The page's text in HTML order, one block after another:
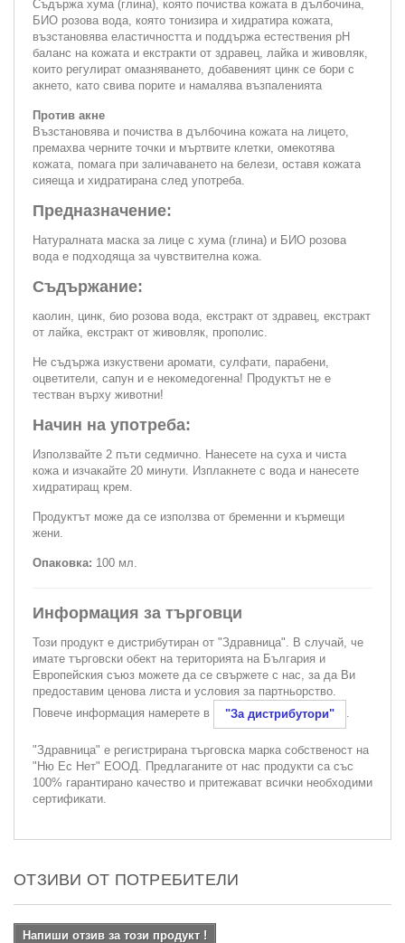
Съдържа хума (глина), която почиства кожата в дълбочина,
БИО розова вода, която тонизира и хидратира кожата,
възстановява еластичността и поддържа естествения pH
баланс на кожата и екстракти от здравец, лайка и живовляк,
които регулират омазняването, добавеният цинк се бори с
акнето, като свива порите и намалява възпаленията
Против акне
Възстановява и почиства в дълбочина кожата на лицето,
премахва черните точки и мъртвите клетки, омекотява
кожата, помага при заличаването на белези, оставя кожата
сияеща и хидратирана след употреба.
Предназначение:
Натуралната маска за лице с хума (глина) и БИО розова
вода е подходяща за чувствителна кожа.
Съдържание:
каолин, цинк, био розова вода, екстракт от здравец, екстракт
от лайка, екстракт от живовляк, прополис.
Не съдържа изкуствени аромати, сулфати, парабени,
оцветители, сапун и е некомедогенна! Продуктът не е
тестван върху животни!
Начин на употреба:
Използвайте 2 пъти седмично. Нанесете на суха и чиста
кожа и изчакайте 20 минути. Изплакнете с вода и нанесете
хидратиращ крем.
Продуктът може да се използва от бременни и кърмещи
жени.
Опаковка: 100 мл.
Информация за търговци
Този продукт е дистрибутиран от "Здравница". В случай, че
имате търговски обект на територията на България и
Европейския съюз можете да се свържете с нас, за да Ви
предоставим ценова листа и условия за партньорство.
Повече информация намерете в
"За дистрибутори" .
"Здравница" е регистрирана търговска марка собственост на
"Ню Ес Нет" ЕООД. Предлаганите от нас продукти са със
100% гарантирано качество и притежават всички необходими
сертификати.
ОТЗИВИ ОТ ПОТРЕБИТЕЛИ
Напиши отзив за този продукт !